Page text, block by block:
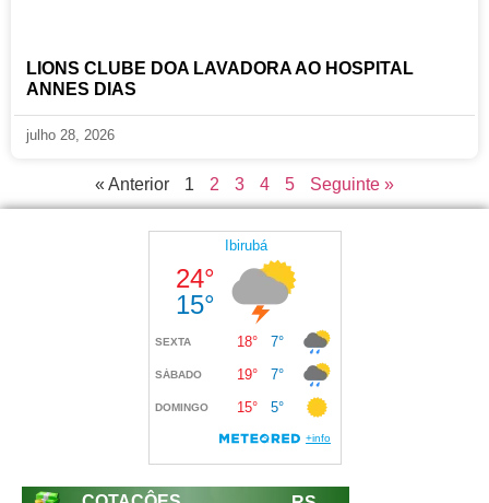
LIONS CLUBE DOA LAVADORA AO HOSPITAL
ANNES DIAS
julho 28, 2026
« Anterior 1 2 3 4 5 Seguinte »